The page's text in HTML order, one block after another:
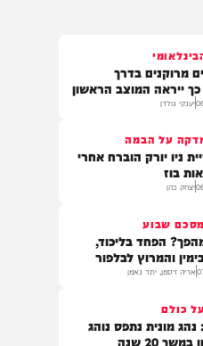
ייראה המוצב הראשון
גולדן
על הבמה
יורק הוברח אחרי
בוז
כהן
הפחד בליכוד,
והמרוץ לבלפור
זיסמן, יתד נאמן